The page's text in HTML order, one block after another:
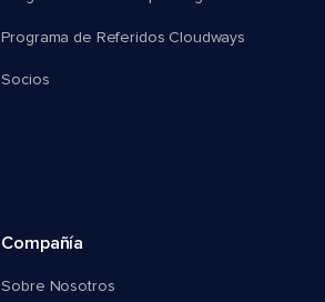
Programa de Referidos Cloudways
Socios
Compañía
Sobre Nosotros